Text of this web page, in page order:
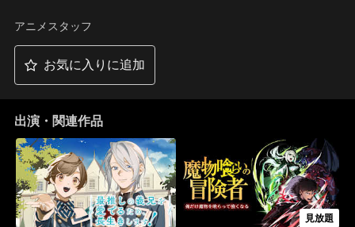
アニメスタッフ
お気に入りに追加
出演・関連作品
見放題